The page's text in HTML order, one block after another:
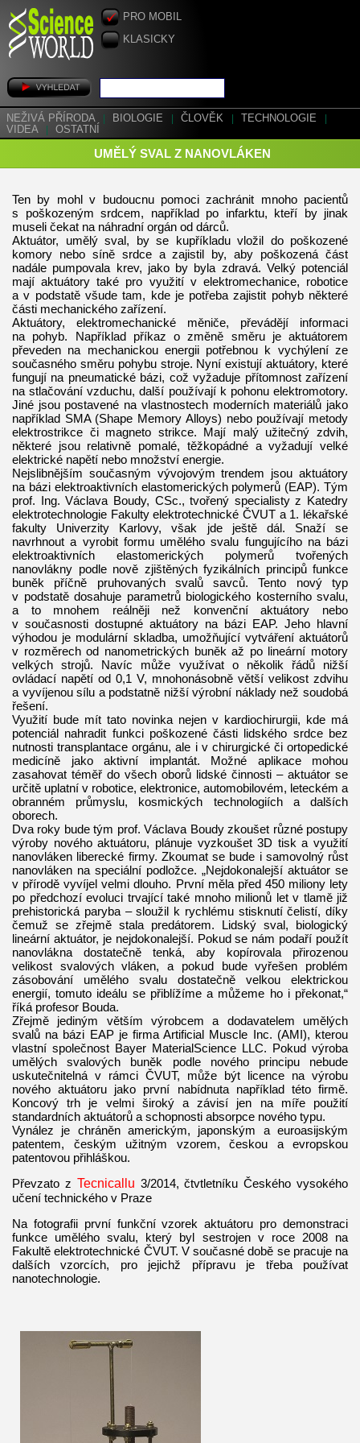
PRO MOBIL
KLASICKY
NEŽIVÁ PŘÍRODA BIOLOGIE ČLOVĚK TECHNOLOGIE
VIDEA
OSTATNÍ
UMĚLÝ SVAL Z NANOVLÁKEN
Ten by mohl v budoucnu pomoci zachránit mnoho pacientů
s poškozeným srdcem, například po infarktu, kteří by jinak
museli čekat na náhradní orgán od dárců.
Aktuátor, umělý sval, by se kupříkladu vložil do poškozené
komory nebo síně srdce a zajistil by, aby poškozená část
nadále pumpovala krev, jako by byla zdravá. Velký potenciál
mají aktuátory také pro využití v elektromechanice, robotice
a v podstatě všude tam, kde je potřeba zajistit pohyb některé
části mechanického zařízení.
Aktuátory, elektromechanické měniče, převádějí informaci
na pohyb. Například příkaz o změně směru je aktuátorem
převeden na mechanickou energii potřebnou k vychýlení ze
současného směru pohybu stroje. Nyní existují aktuátory, které
fungují na pneumatické bázi, což vyžaduje přítomnost zařízení
na stlačování vzduchu, další používají k pohonu elektromotory.
Jiné jsou postavené na vlastnostech moderních materiálů jako
například SMA (Shape Memory Alloys) nebo používají metody
elektrostrikce či magneto strikce. Mají malý užitečný zdvih,
některé jsou relativně pomalé, těžkopádné a vyžadují velké
elektrické napětí nebo množství energie.
Nejslibnějším současným vývojovým trendem jsou aktuátory
na bázi elektroaktivních elastomerických polymerů (EAP). Tým
prof. Ing. Václava Boudy, CSc., tvořený specialisty z Katedry
elektrotechnologie Fakulty elektrotechnické ČVUT a 1. lékařské
fakulty Univerzity Karlovy, však jde ještě dál. Snaží se
navrhnout a vyrobit formu umělého svalu fungujícího na bázi
elektroaktivních elastomerických polymerů tvořených
nanovlákny podle nově zjištěných fyzikálních principů funkce
buněk příčně pruhovaných svalů savců. Tento nový typ
v podstatě dosahuje parametrů biologického kosterního svalu,
a to mnohem reálněji než konvenční aktuátory nebo
v současnosti dostupné aktuátory na bázi EAP. Jeho hlavní
výhodou je modulární skladba, umožňující vytváření aktuátorů
v rozměrech od nanometrických buněk až po lineární motory
velkých strojů. Navíc může využívat o několik řádů nižší
ovládací napětí od 0,1 V, mnohonásobně větší velikost zdvihu
a vyvíjenou sílu a podstatně nižší výrobní náklady než soudobá
řešení.
Využití bude mít tato novinka nejen v kardiochirurgii, kde má
potenciál nahradit funkci poškozené části lidského srdce bez
nutnosti transplantace orgánu, ale i v chirurgické či ortopedické
medicíně jako aktivní implantát. Možné aplikace mohou
zasahovat téměř do všech oborů lidské činnosti – aktuátor se
určitě uplatní v robotice, elektronice, automobilovém, leteckém a
obranném průmyslu, kosmických technologiích a dalších
oborech.
Dva roky bude tým prof. Václava Boudy zkoušet různé postupy
výroby nového aktuátoru, plánuje vyzkoušet 3D tisk a využití
nanovláken liberecké firmy. Zkoumat se bude i samovolný růst
nanovláken na speciální podložce. „Nejdokonalejší aktuátor se
v přírodě vyvíjel velmi dlouho. První měla před 450 miliony lety
po předchozí evoluci trvající také mnoho milionů let v tlamě již
prehistorická paryba – sloužil k rychlému stisknutí čelistí, díky
čemuž se zřejmě stala predátorem. Lidský sval, biologický
lineární aktuátor, je nejdokonalejší. Pokud se nám podaří použít
nanovlákna dostatečně tenká, aby kopírovala přirozenou
velikost svalových vláken, a pokud bude vyřešen problém
zásobování umělého svalu dostatečně velkou elektrickou
energií, tomuto ideálu se přiblížíme a můžeme ho i překonat,“
říká profesor Bouda.
Zřejmě jediným větším výrobcem a dodavatelem umělých
svalů na bázi EAP je firma Artificial Muscle Inc. (AMI), kterou
vlastní společnost Bayer MaterialScience LLC. Pokud výroba
umělých svalových buněk podle nového principu nebude
uskutečnitelná v rámci ČVUT, může být licence na výrobu
nového aktuátoru jako první nabídnuta například této firmě.
Koncový trh je velmi široký a závisí jen na míře použití
standardních aktuátorů a schopnosti absorpce nového typu.
Vynález je chráněn americkým, japonským a euroasijským
patentem, českým užitným vzorem, českou a evropskou
patentovou přihláškou.
Převzato z Tecnicallu 3/2014, čtvtletníku Českého vysokého
učení technického v Praze
Na fotografii první funkční vzorek aktuátoru pro demonstraci
funkce umělého svalu, který byl sestrojen v roce 2008 na
Fakultě elektrotechnické ČVUT. V současné době se pracuje na
dalších vzorcích, pro jejichž přípravu je třeba používat
nanotechnologie.